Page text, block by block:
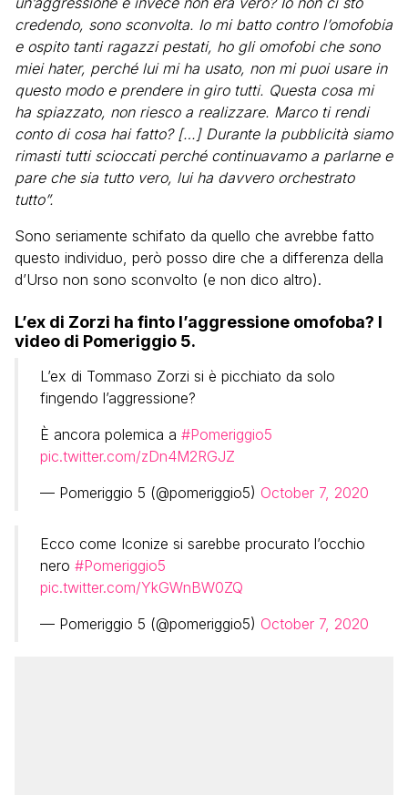
credendo, sono sconvolta. Io mi batto contro l’omofobia
e ospito tanti ragazzi pestati, ho gli omofobi che sono
miei hater, perché lui mi ha usato, non mi puoi usare in
questo modo e prendere in giro tutti. Questa cosa mi
ha spiazzato, non riesco a realizzare. Marco ti rendi
conto di cosa hai fatto? […] Durante la pubblicità siamo
rimasti tutti scioccati perché continuavamo a parlarne e
pare che sia tutto vero, lui ha davvero orchestrato
tutto”.
Sono seriamente schifato da quello che avrebbe fatto
questo individuo, però posso dire che a differenza della
d’Urso non sono sconvolto (e non dico altro).
L’ex di Zorzi ha finto l’aggressione omofoba? I
video di Pomeriggio 5.
L’ex di Tommaso Zorzi si è picchiato da solo
fingendo l’aggressione?
È ancora polemica a #Pomeriggio5
pic.twitter.com/zDn4M2RGJZ
— Pomeriggio 5 (@pomeriggio5) October 7, 2020
Ecco come Iconize si sarebbe procurato l’occhio
nero #Pomeriggio5
pic.twitter.com/YkGWnBW0ZQ
— Pomeriggio 5 (@pomeriggio5) October 7, 2020